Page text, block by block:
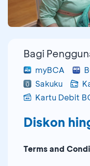
Bagi
myBCA
Sakuku
Kartu Debit
Diskon
Terms and